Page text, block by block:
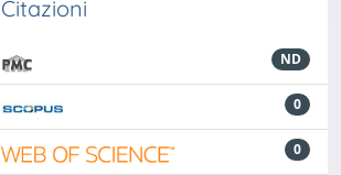
Citazioni
ND
0
0